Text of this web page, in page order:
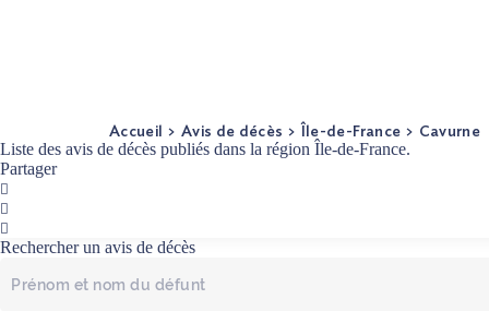
Accueil Avis de décès Île-de-France Cavurne
Liste des avis de décès publiés dans la région Île-de-France.
Partager
Facebook
Twitter
Mail
Rechercher un avis de décès